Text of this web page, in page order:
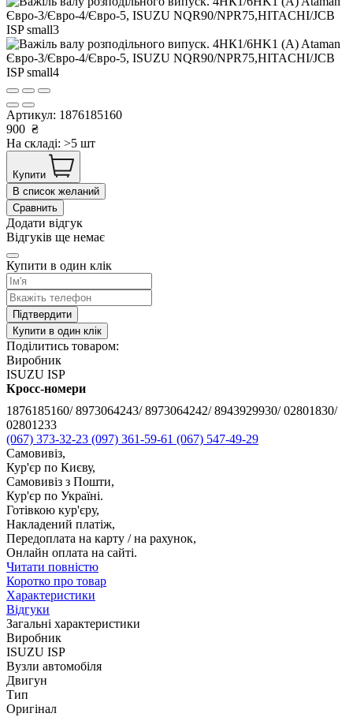
Артикул: 1876185160
900 ₴
На складі: >5 шт
Купити
В список желаний
Сравнить
Додати відгук
Відгуків ще немає
Купити в один клік
Підтвердити
Купити в один клік
Поділитись товаром:
Виробник
ISUZU ISP
Кросс-номери
1876185160/ 8973064243/ 8973064242/ 8943929930/ 02801830/
02801233
(067) 373-32-23 (097) 361-59-61 (067) 547-49-29
Самовивіз,
Кур'єр по Києву,
Самовивіз з Пошти,
Кур'єр по Україні.
Готівкою кур'єру,
Накладений платіж,
Передоплата на карту / на рахунок,
Онлайн оплата на сайті.
Читати повністю
Коротко про товар
Характеристики
Відгуки
Загальні характеристики
Виробник
ISUZU ISP
Вузли автомобіля
Двигун
Тип
Оригінал